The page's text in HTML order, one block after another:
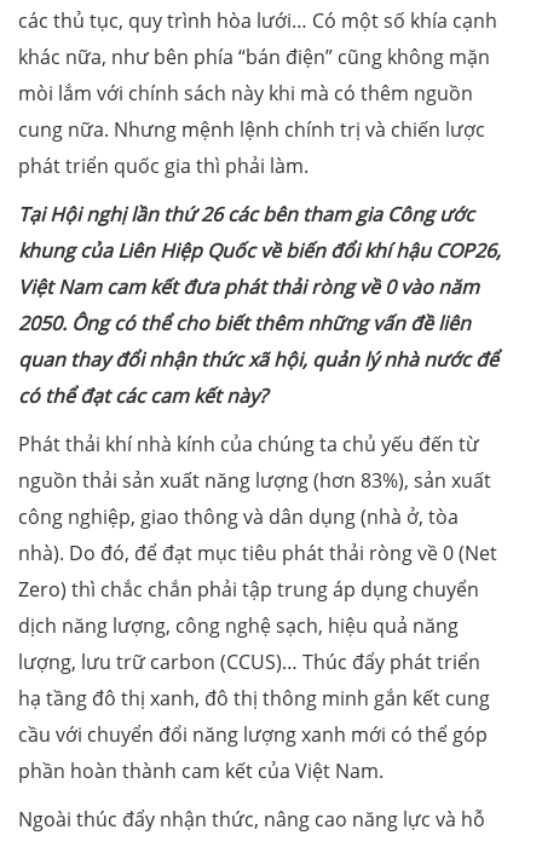
các thủ tục, quy trình hòa lưới… Có một số khía cạnh
khác nữa, như bên phía “bán điện” cũng không mặn
mòi lắm với chính sách này khi mà có thêm nguồn
cung nữa. Nhưng mệnh lệnh chính trị và chiến lược
phát triển quốc gia thì phải làm.
Tại Hội nghị lần thứ 26 các bên tham gia Công ước
khung của Liên Hiệp Quốc về biến đổi khí hậu COP26,
Việt Nam cam kết đưa phát thải ròng về 0 vào năm
2050. Ông có thể cho biết thêm những vấn đề liên
quan thay đổi nhận thức xã hội, quản lý nhà nước để
có thể đạt các cam kết này?
Phát thải khí nhà kính của chúng ta chủ yếu đến từ
nguồn thải sản xuất năng lượng (hơn 83%), sản xuất
công nghiệp, giao thông và dân dụng (nhà ở, tòa
nhà). Do đó, để đạt mục tiêu phát thải ròng về 0 (Net
Zero) thì chắc chắn phải tập trung áp dụng chuyển
dịch năng lượng, công nghệ sạch, hiệu quả năng
lượng, lưu trữ carbon (CCUS)… Thúc đẩy phát triển
hạ tầng đô thị xanh, đô thị thông minh gắn kết cung
cầu với chuyển đổi năng lượng xanh mới có thể góp
phần hoàn thành cam kết của Việt Nam.
Ngoài thúc đẩy nhận thức, nâng cao năng lực và hỗ